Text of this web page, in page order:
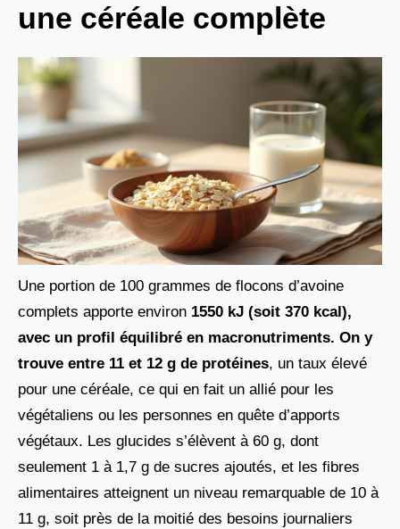
une céréale complète
Une portion de 100 grammes de flocons d’avoine
complets apporte environ 1550 kJ (soit 370 kcal),
avec un profil équilibré en macronutriments. On y
trouve entre 11 et 12 g de protéines, un taux élevé
pour une céréale, ce qui en fait un allié pour les
végétaliens ou les personnes en quête d’apports
végétaux. Les glucides s’élèvent à 60 g, dont
seulement 1 à 1,7 g de sucres ajoutés, et les fibres
alimentaires atteignent un niveau remarquable de 10 à
11 g, soit près de la moitié des besoins journaliers